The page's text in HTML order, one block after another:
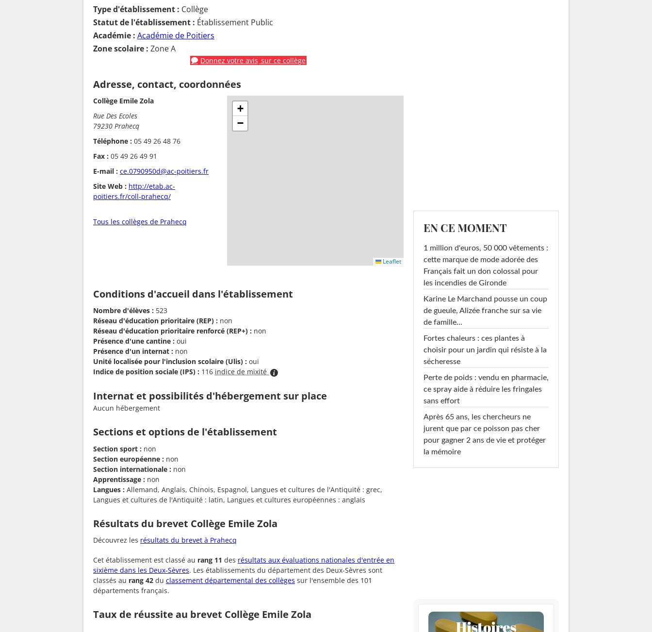
Type d'établissement : Collège
Statut de l'établissement : Établissement Public
Académie : Académie de Poitiers
Zone scolaire : Zone A
Donnez votre avis sur ce collège
Adresse, contact, coordonnées
Collège Emile Zola
Rue Des Ecoles
79230 Prahecq
Téléphone : 05 49 26 48 76
Fax : 05 49 26 49 91
E-mail : ce.0790950d@ac-poitiers.fr
Site Web : http://etab.ac-
poitiers.fr/coll-prahecq/
Tous les collèges de Prahecq
+
−
Leaflet
Conditions d'accueil dans l'établissement
Nombre d'élèves : 523
Réseau d'éducation prioritaire (REP) : non
Réseau d'éducation prioritaire renforcé (REP+) : non
Présence d'une cantine : oui
Présence d'un internat : non
Unité localisée pour l'inclusion scolaire (Ulis) : oui
Indice de position sociale (IPS) : 116 indice de mixité
Internat et possibilités d'hébergement sur place
Aucun hébergement
Sections et options de l'établissement
Section sport : non
Section européenne : non
Section internationale : non
Apprentissage : non
Langues : Allemand, Anglais, Chinois, Espagnol, Langues et cultures de l'Antiquité : grec,
Langues et cultures de l'Antiquité : latin, Langues et cultures européennes : anglais
Résultats du brevet Collège Emile Zola
Découvrez les résultats du brevet à Prahecq
Cet établissement est classé au rang 11 des résultats aux évaluations nationales d'entrée en
sixième dans les Deux-Sèvres. Les établissements du département des Deux-Sèvres sont
classés au rang 42 du classement départemental des collèges sur l'ensemble des 101
départements français.
Taux de réussite au brevet Collège Emile Zola
EN CE MOMENT
1 million d'euros, 50 000 vêtements :
cette marque de mode adorée des
Français fait un don colossal pour
les incendies de Gironde
Karine Le Marchand pousse un coup
de gueule, Alizée franche sur sa vie
de famille...
Fortes chaleurs : ces plantes à
choisir pour un jardin qui résiste à la
sécheresse
Perte de poids : vendu en pharmacie,
ce spray aide à réduire les fringales
sans effort
Après 65 ans, les chercheurs ne
jurent que par ce poisson pas cher
pour gagner 2 ans de vie et protéger
la mémoire